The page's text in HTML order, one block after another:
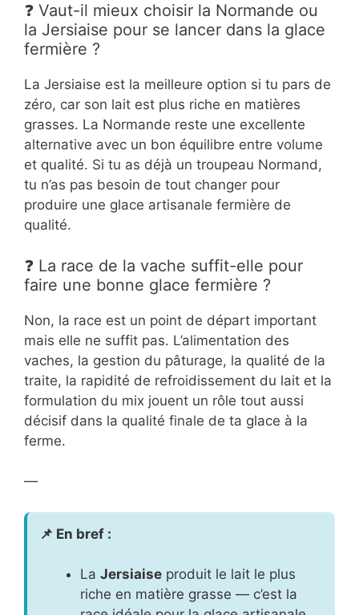
❓ Vaut-il mieux choisir la Normande ou
la Jersiaise pour se lancer dans la glace
fermière ?
La Jersiaise est la meilleure option si tu pars de
zéro, car son lait est plus riche en matières
grasses. La Normande reste une excellente
alternative avec un bon équilibre entre volume
et qualité. Si tu as déjà un troupeau Normand,
tu n’as pas besoin de tout changer pour
produire une glace artisanale fermière de
qualité.
❓ La race de la vache suffit-elle pour
faire une bonne glace fermière ?
Non, la race est un point de départ important
mais elle ne suffit pas. L’alimentation des
vaches, la gestion du pâturage, la qualité de la
traite, la rapidité de refroidissement du lait et la
formulation du mix jouent un rôle tout aussi
décisif dans la qualité finale de ta glace à la
ferme.
—
📌 En bref :
La Jersiaise produit le lait le plus
riche en matière grasse — c’est la